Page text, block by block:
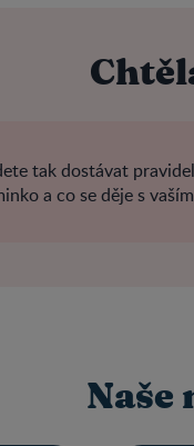
tak dostávat
a co se děje s
Naše